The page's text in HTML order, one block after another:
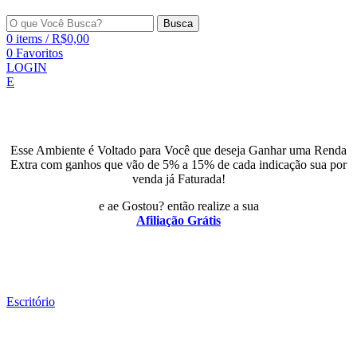
Busca
0 items / R$0,00
0 Favoritos
LOGIN
E
Esse Ambiente é Voltado para Você que deseja Ganhar uma Renda
Extra com ganhos que vão de 5% a 15% de cada indicação sua por
venda já Faturada!
e ae Gostou? então realize a sua
Afiliação Grátis
Escritório